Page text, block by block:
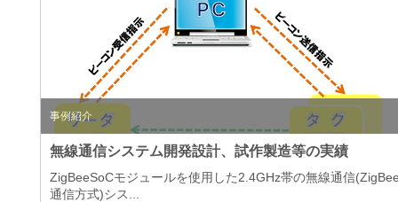
事例紹介
無線通信システム開発設計、試作製造等の実績
ZigBeeSoCモジュールを使用した2.4GHz帯の無線通信
通信方式)シス...